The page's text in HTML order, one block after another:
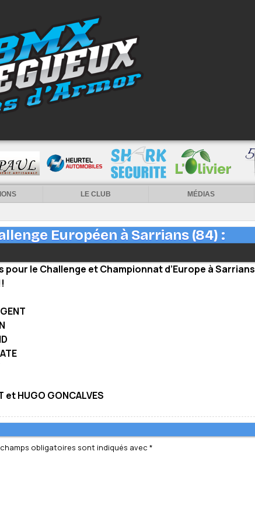
LE CLUB MÉDIAS
Européen à Sarrians (84) :
le Challenge et Championnat d’Europe à Sarrians
et HUGO GONCALVES
obligatoires sont indiqués avec *